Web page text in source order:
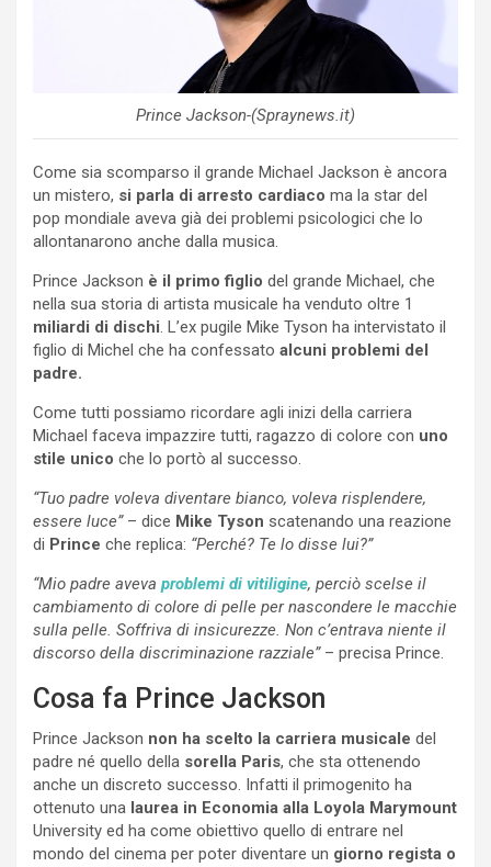
Prince Jackson-(Spraynews.it)
Come sia scomparso il grande Michael Jackson è ancora
un mistero, si parla di arresto cardiaco ma la star del
pop mondiale aveva già dei problemi psicologici che lo
allontanarono anche dalla musica.
Prince Jackson è il primo figlio del grande Michael, che
nella sua storia di artista musicale ha venduto oltre 1
miliardi di dischi. L’ex pugile Mike Tyson ha intervistato il
figlio di Michel che ha confessato alcuni problemi del
padre.
Come tutti possiamo ricordare agli inizi della carriera
Michael faceva impazzire tutti, ragazzo di colore con uno
stile unico che lo portò al successo.
“Tuo padre voleva diventare bianco, voleva risplendere,
essere luce”– dice Mike Tyson scatenando una reazione
di Prince che replica: “Perché? Te lo disse lui?”
“Mio padre aveva problemi di vitiligine, perciò scelse il
cambiamento di colore di pelle per nascondere le macchie
sulla pelle. Soffriva di insicurezze. Non c’entrava niente il
discorso della discriminazione razziale”– precisa Prince.
Cosa fa Prince Jackson
Prince Jackson non ha scelto la carriera musicale del
padre né quello della sorella Paris, che sta ottenendo
anche un discreto successo. Infatti il primogenito ha
ottenuto una laurea in Economia alla Loyola Marymount
University ed ha come obiettivo quello di entrare nel
mondo del cinema per poter diventare un giorno regista o